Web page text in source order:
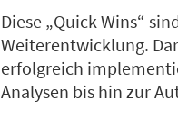
Diese „Quick Wins“
Weiterentwicklung.
erfolgreich
Analysen bis hin zur